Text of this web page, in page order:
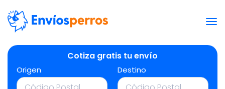
Cotiza gratis tu envío
Origen Destino